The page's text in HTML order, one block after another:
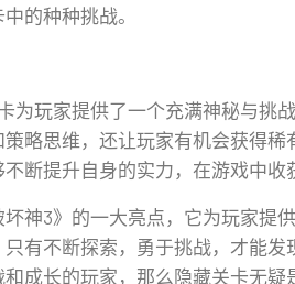
的种种挑战。
为玩家提供了一个充满神秘与挑
略思维，还让玩家有机会获得稀
断提升自身的实力，在游戏中收
神3》的一大亮点，它为玩家提
有不断探索，勇于挑战，才能发
成长的玩家，那么隐藏关卡无疑